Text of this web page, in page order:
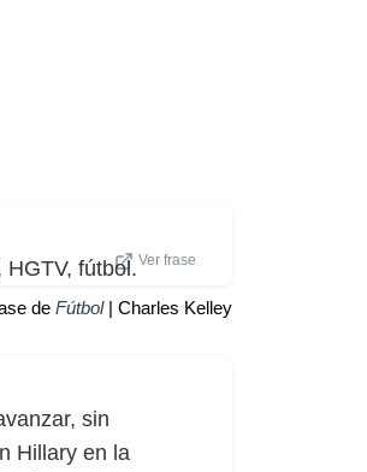
fútbol.Ver frase
de Fútbol| Charles Kelley
sin
Hillary en la